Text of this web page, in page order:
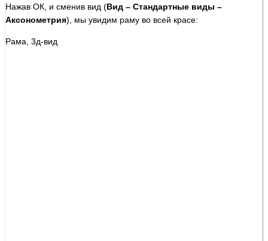
Нажав ОК, и сменив вид (Вид – Стандартные виды –
Аксонометрия), мы увидим раму во всей красе:
Рама, 3д-вид